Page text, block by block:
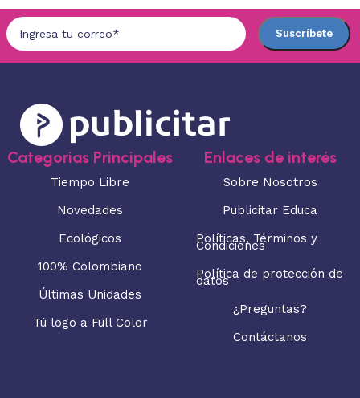
Categorias Principales
Tiempo Libre
Novedades
Ecológicos
100% Colombiano
Últimas Unidades
Tú logo a Full Color
Enlaces de interés
Sobre Nosotros
Publicitar Educa
Políticas, Términos y
Condiciones
Política de protección de
datos
¿Preguntas?
Contáctanos